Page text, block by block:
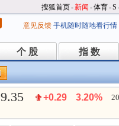
搜狐首页-新闻 -体育-S
意见反馈 手机随时随地看行情
个 股
个 股 指 数
指 数
9.35 +0.29 3.20%